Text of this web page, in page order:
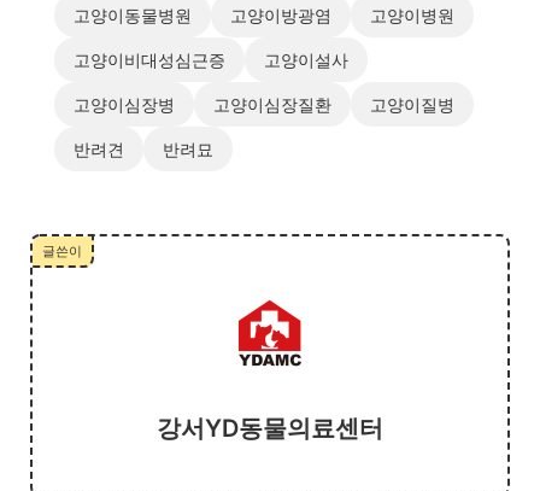
고양이동물병원
고양이방광염
고양이병원
고양이비대성심근증
고양이설사
고양이심장병
고양이심장질환
고양이질병
반려견
반려묘
글쓴이
강서YD동물의료센터